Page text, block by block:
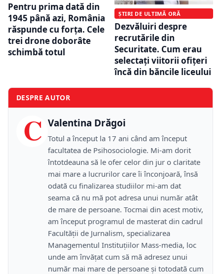
Pentru prima dată din
1945 până azi, România
răspunde cu forța. Cele
trei drone doborâte
schimbă totul
ȘTIRI DE ULTIMĂ ORĂ
Dezvăluiri despre
recrutările din
Securitate. Cum erau
selectați viitorii ofițeri
încă din băncile liceului
DESPRE AUTOR
C Valentina Drăgoi
Totul a început la 17 ani când am început
facultatea de Psihosociologie. Mi-am dorit
întotdeauna să le ofer celor din jur o claritate
mai mare a lucrurilor care îi înconjoară, însă
odată cu finalizarea studiilor mi-am dat
seama că nu mă pot adresa unui număr atât
de mare de persoane. Tocmai din acest motiv,
am început programul de masterat din cadrul
Facultății de Jurnalism, specializarea
Managementul Instituțiilor Mass-media, loc
unde am învățat cum să mă adresez unui
număr mai mare de persoane și totodată cum